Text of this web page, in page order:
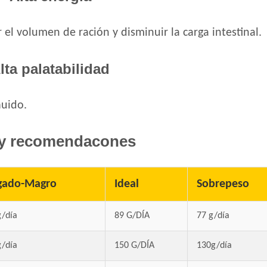
Estampa Plus Perro Adulto de Razas
Eukanuba Fit Body Weight Control Small
Evolution Super Premium Perro de Razas
Exact Perro Adulto
Excellent Mantenimiento Perro Adulto
Excellent Perro Adulto Razas Medianas y
volumen de ración y disminuir la carga intestinal.
palatabilidad
recomendacones
Magro Ideal Sobrepeso
día 89 G/DÍA 77 g/día
día 150 G/DÍA 130g/día